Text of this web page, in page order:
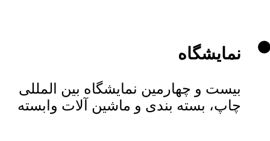
نمایشگاه
بیست و چهارمین نمایشگاه بین المللی
چاپ، بسته بندی و ماشین آلات وابسته